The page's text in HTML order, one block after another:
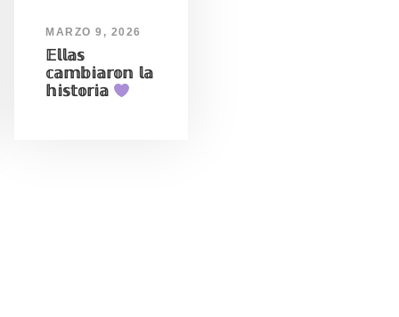
MARZO 9, 2026
𝔼𝕝𝕝𝕒𝕤
𝕔𝕒𝕞𝕓𝕚𝕒𝕣𝕠𝕟 𝕝𝕒
𝕙𝕚𝕤𝕥𝕠𝕣𝕚𝕒